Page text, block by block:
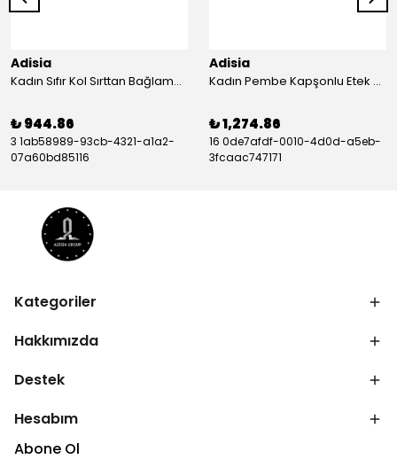
Adisia
Kadın Sıfır Kol Sırttan Bağlamalı Fırfırlı çiçek Desenli Süprem Elbise - ADS-164603-S-M
₺ 944.86
3 1ab58989-93cb-4321-a1a2-
07a60bd85116
Adisia
Kadın Pembe Kapşonlu Etek Ucu Detay Arma Ters Dikiş Gorunumlu Ikili Takım - ADS-135048-3XL
₺ 1,274.86
16 0de7afdf-0010-4d0d-a5eb-
3fcaac747171
Kategoriler
Hakkımızda
Destek
Hesabım
Abone Ol